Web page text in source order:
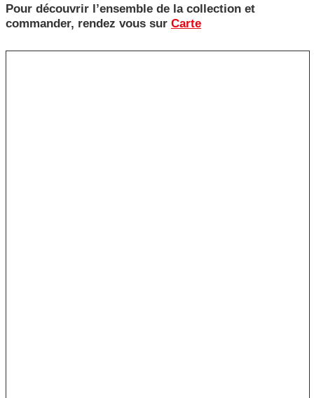
Pour découvrir l’ensemble de la collection et
commander, rendez vous sur Carte